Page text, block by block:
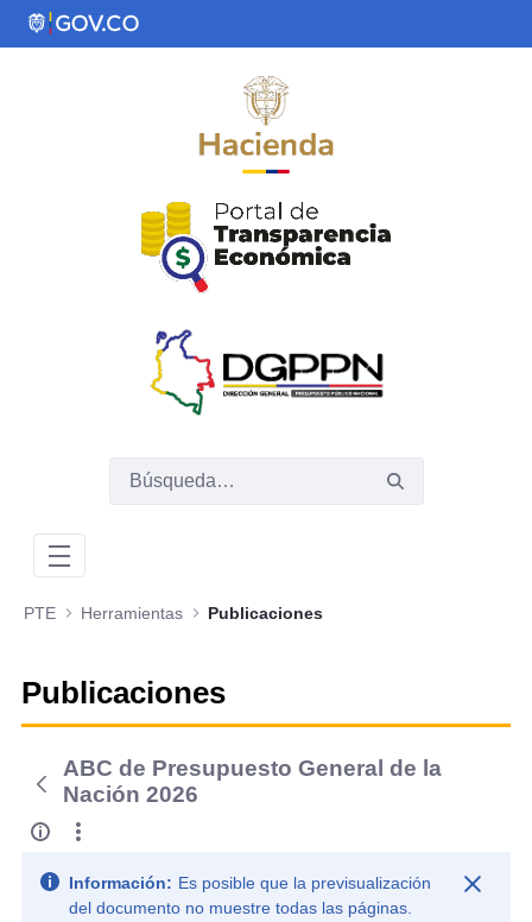
Saltar al contenido principal
PTE Herramientas Publicaciones
Publicaciones
ABC de Presupuesto General de la
Nación 2026
Información: Es posible que la previsualización
del documento no muestre todas las páginas.